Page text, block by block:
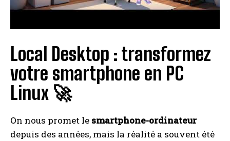
Local Desktop : transformez
votre smartphone en PC
Linux 🚀
On nous promet le smartphone-ordinateur
depuis des années, mais la réalité a souvent été